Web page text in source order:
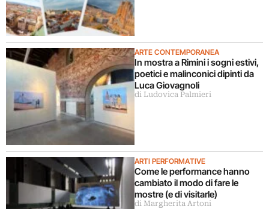
ARTE CONTEMPORANEA
In mostra a Rimini i sogni estivi,
poetici e malinconici dipinti da
Luca Giovagnoli
di Ludovica Palmieri
ARTI PERFORMATIVE
Come le performance hanno
cambiato il modo di fare le
mostre (e di visitarle)
di Margherita Artoni